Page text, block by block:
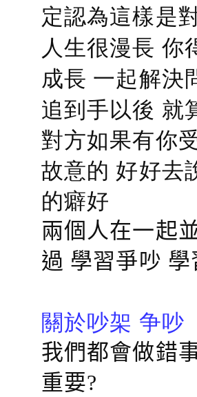
定認為這樣是
人生很漫長 你
成長 一起解決
追到手以後 就
對方如果有你
故意的 好好去
的癖好
兩個人在一起
過 學習爭吵 學
關於吵架 争吵
我們都會做錯
重要?